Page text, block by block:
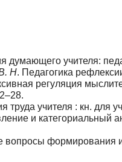
думающего учителя:
Н. Педагогика
регуляция
труда учителя : кн. для
и категориальный
вопросы формирования